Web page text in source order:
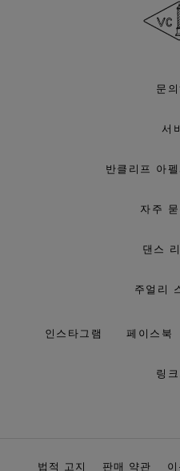
문
서
반클리프 아
자주
댄스
주얼리
인스타그램 페이스북
링
법적 고지 판매 약관